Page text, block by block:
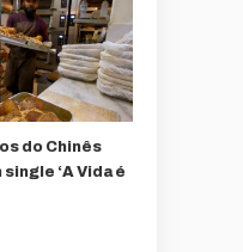
do Chinês
single ‘A Vida é